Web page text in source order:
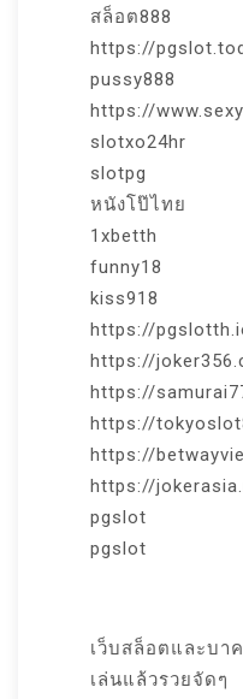
สล็อต888
https://
pussy888
https://
slotxo24hr
slotpg
หนังโป๊ไทย
1xbetth
funny18
kiss918
https://
https://
https://
https://
https://
https://
pgslot
pgslot
เว็บสล็อตและบา
เล่นแล้วรวยจัดๆ